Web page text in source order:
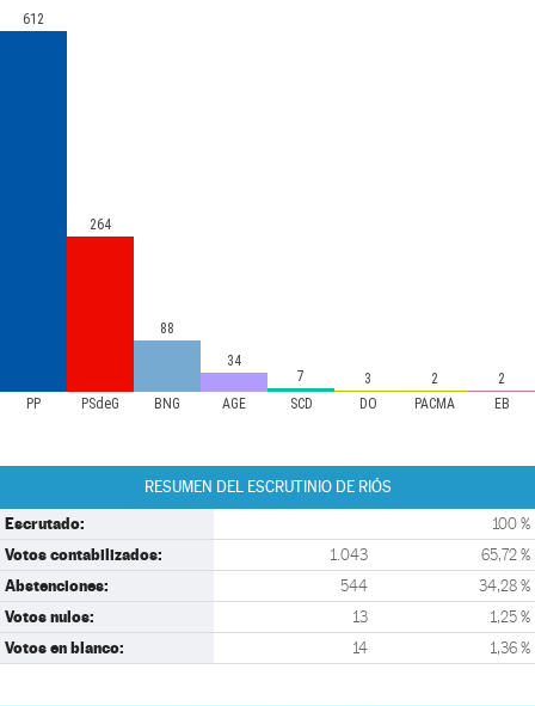
PP PSdeG BNG AGE SCD DO PACMA EB
612
264
88
34
7
3 2 2
RESUMEN DEL ESCRUTINIO DE RIÓS
Escrutado: 100 %
Votos contabilizados: 1.043 65,72 %
Abstenciones: 544 34,28 %
Votos nulos: 13 1,25 %
Votos en blanco: 14 1,36 %